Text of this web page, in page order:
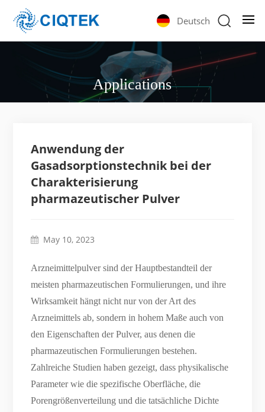
Deutsch
Applications
Anwendung der
Gasadsorptionstechnik bei der
Charakterisierung
pharmazeutischer Pulver
May 10, 2023
Arzneimittelpulver sind der Hauptbestandteil der
meisten pharmazeutischen Formulierungen, und ihre
Wirksamkeit hängt nicht nur von der Art des
Arzneimittels ab, sondern in hohem Maße auch von
den Eigenschaften der Pulver, aus denen die
pharmazeutischen Formulierungen bestehen.
Zahlreiche Studien haben gezeigt, dass physikalische
Parameter wie die spezifische Oberfläche, die
Porengrößenverteilung und die tatsächliche Dichte